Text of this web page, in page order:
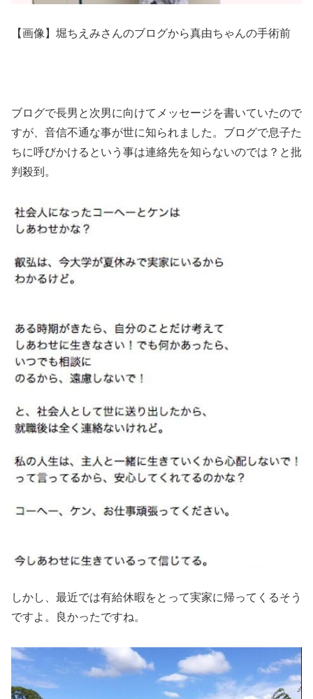
【画像】堀ちえみさんのブログから真由ちゃんの手術前
ブログで長男と次男に向けてメッセージを書いていたので
すが、音信不通な事が世に知られました。ブログで息子た
ちに呼びかけるという事は連絡先を知らないのでは？と批
判殺到。
しかし、最近では有給休暇をとって実家に帰ってくるそう
ですよ。良かったですね。